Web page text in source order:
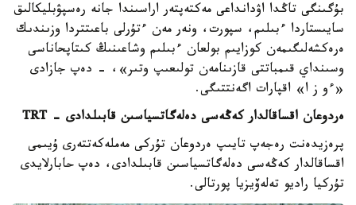
بۇگىنگى تاڭدا اۋدانداعى مەكتەپتەر اراسىندا جانە رەسپۋبليكالىق
سايىستاردا ءبىلىم، سپورت، ونەر مەن ءتۇرلى باعىتتردا وزىندىك
ەرەكشەلىگىمەن كوزايىم بولعان ءبىلىم وشاعىنىڭ كىتاپحاناسى
وسىنداي قىمباتتى قازىنامەن تولىعىپ وتىر»، - دەپ جازادى
«ءو ز ا» اقپارات اگەنتتىگى.
ەردوعان اقساقالدار كەڭەسى دەلەگاتسياسىن قابىلدادى - TRT
پرەزيدەنت رەجەپ تايىپ ەردوعان تۇركى مەملەكەتتەرى ۇيىمى
اقساقالدار كەڭەسى دەلەگاتسياسىن قابىلدادى، دەپ حابارلايدى
تۇركيا راديو تەلەۆيزيا پورتالى.